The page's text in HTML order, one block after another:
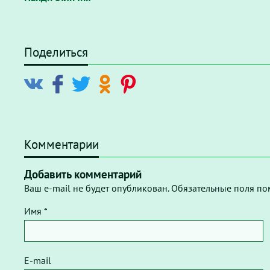
Поделиться
Комментарии
Добавить комментарий
Ваш e-mail не будет опубликован. Обязательные поля
Имя *
E-mail